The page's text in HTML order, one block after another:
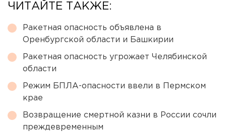
ЧИТАЙТЕ ТАКЖЕ:
Ракетная опасность объявлена в
Оренбургской области и Башкирии
Ракетная опасность угрожает Челябинской
области
Режим БПЛА-опасности ввели в Пермском
крае
Возвращение смертной казни в России сочли
преждевременным